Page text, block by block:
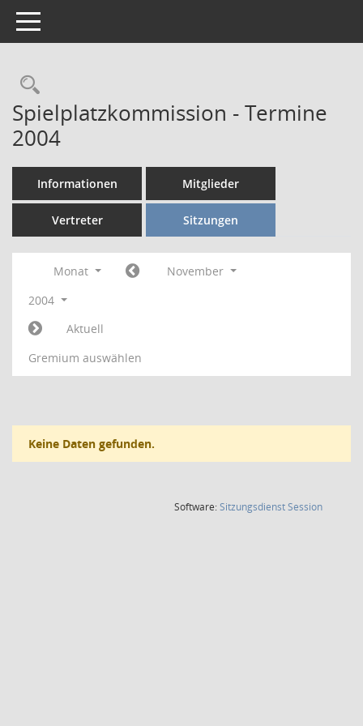
Toggle navigation
Rechercheauswahl
Spielplatzkommission - Termine
2004
Informationen Mitglieder
Vertreter Sitzungen
Monat
November
2004
Aktuell
Gremium auswählen
Keine Daten gefunden.
Software:SitzungsdienstSession(Wird in